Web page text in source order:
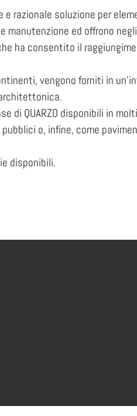
e razionale soluzione per
ed offrono
ha consentito il
vengono forniti in
di QUARZO disponibili in
o, infine, come
disponibili.